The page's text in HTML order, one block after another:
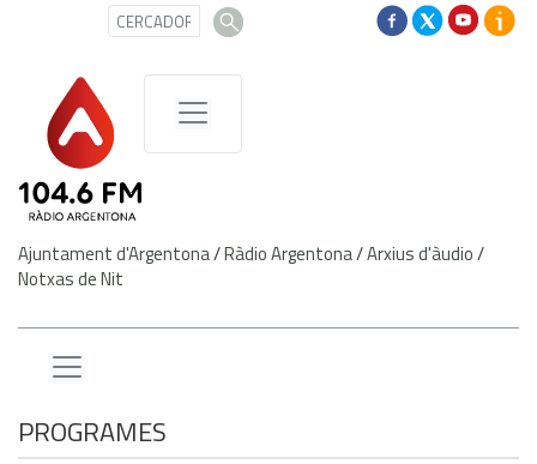
Ajuntament d'Argentona/Ràdio Argentona/Arxius d'àudio/
Notxas de Nit
PROGRAMES